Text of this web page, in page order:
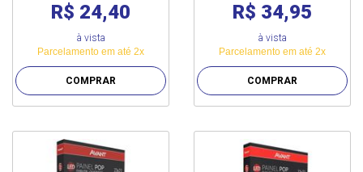
R$ 24,40
à vista
Parcelamento em até 2x
COMPRAR
R$ 34,95
à vista
Parcelamento em até 2x
COMPRAR